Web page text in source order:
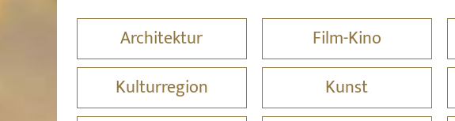
Architektur Film-Kino
Kulturregion
Kunst